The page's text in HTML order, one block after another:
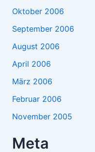
Oktober 2006
September 2006
August 2006
April 2006
März 2006
Februar 2006
November 2005
Meta